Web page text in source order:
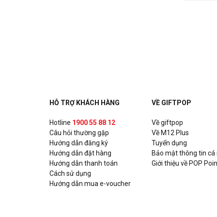
HỖ TRỢ KHÁCH HÀNG
Hotline 1900 55 88 12
Câu hỏi thường gặp
Hướng dẫn đăng ký
Hướng dẫn đặt hàng
Hướng dẫn thanh toán
Cách sử dụng
Hướng dẫn mua e-voucher
VỀ GIFTPOP
Về giftpop
Về M12 Plus
Tuyển dụng
Bảo mật thông tin cá
Giới thiệu về POP